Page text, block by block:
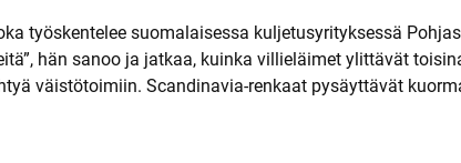
työskentelee suomalaisessa kuljetusyrityksessä
hän sanoo ja jatkaa, kuinka villieläimet ylittävät
väistötoimiin. Scandinavia-renkaat pysäyttävät